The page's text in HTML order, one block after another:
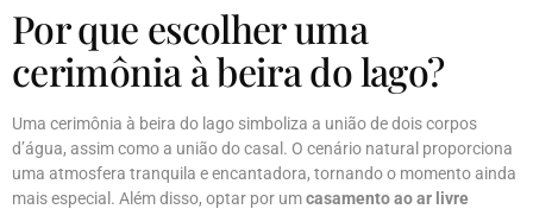
Por que escolher uma
cerimônia à beira do lago?
Uma cerimônia à beira do lago simboliza a união de dois corpos
d’água, assim como a união do casal. O cenário natural proporciona
uma atmosfera tranquila e encantadora, tornando o momento ainda
mais especial. Além disso, optar por umcasamento ao ar livre